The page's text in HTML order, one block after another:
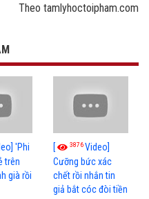
Theo tamlyhoctoipham.com
'Phi
trên
già rồi
[ 3876Video]
Cưỡng bức xác
chết rồi nhắn tin
giả bắt cóc đòi tiền